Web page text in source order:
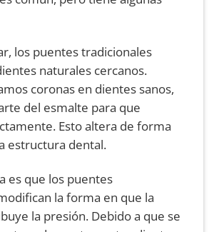
los puentes tradicionales
naturales cercanos.
coronas en dientes sanos,
del esmalte para que
Esto altera de forma
estructura dental.
es que los puentes
la forma en que la
la presión. Debido a que se